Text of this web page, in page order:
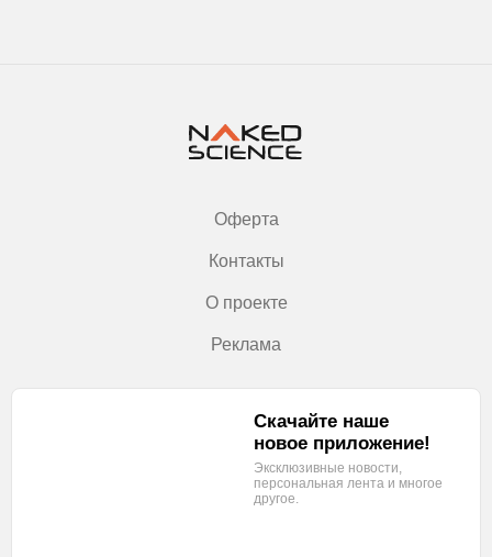
Оферта
Контакты
О проекте
Реклама
Скачайте наше
новое приложение!
Эксклюзивные новости,
персональная лента и многое
другое.